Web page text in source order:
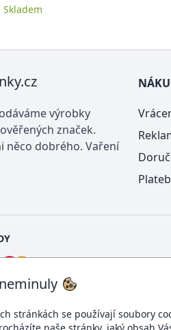
Skladem
stránkách se používají soubory
výrobky
značek.
něco dobrého. Vaření